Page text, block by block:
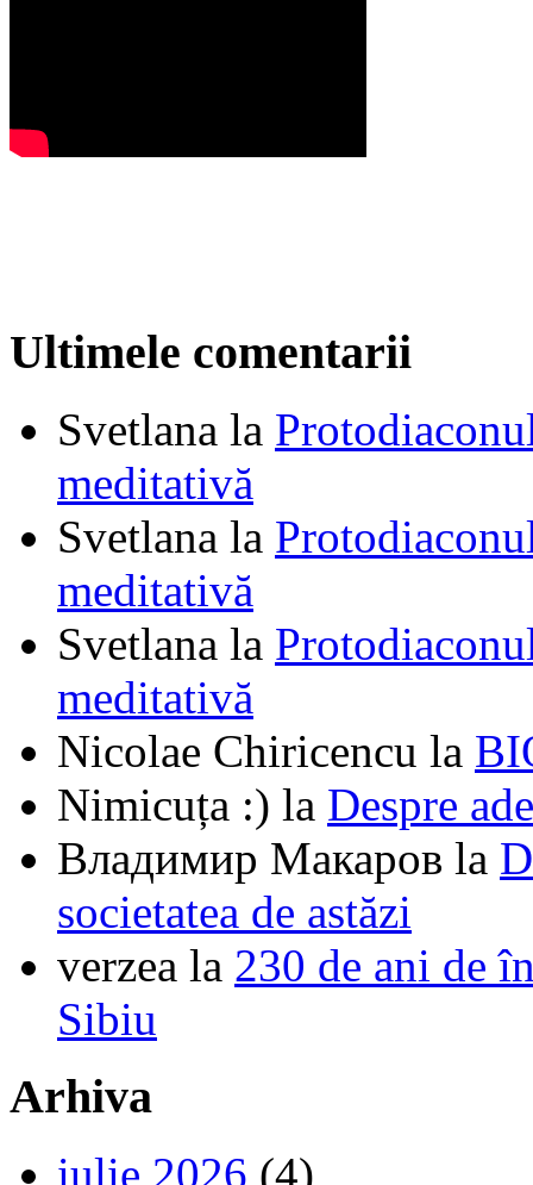
Ultimele comentarii
Svetlana la
meditativă
Svetlana la
meditativă
Svetlana la
meditativă
Nicolae Chiricencu la
Nimicuța :) la Despre
Владимир Макаров la
societatea de astăzi
verzea la 230 de ani de
Sibiu
Arhiva
iulie 2026 (4)